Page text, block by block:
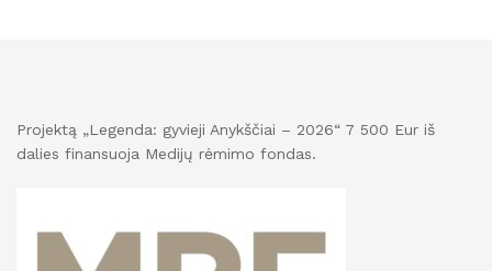
Projektą „Legenda: gyvieji Anykščiai – 2026“ 7 500 Eur iš
dalies finansuoja Medijų rėmimo fondas.